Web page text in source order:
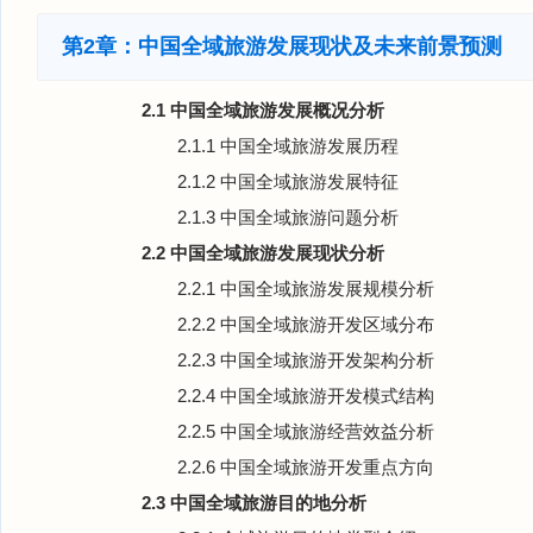
第2章：中国全域旅游发展现状及未来前景预测
2.1 中国全域旅游发展概况分析
2.1.1 中国全域旅游发展历程
2.1.2 中国全域旅游发展特征
2.1.3 中国全域旅游问题分析
2.2 中国全域旅游发展现状分析
2.2.1 中国全域旅游发展规模分析
2.2.2 中国全域旅游开发区域分布
2.2.3 中国全域旅游开发架构分析
2.2.4 中国全域旅游开发模式结构
2.2.5 中国全域旅游经营效益分析
2.2.6 中国全域旅游开发重点方向
2.3 中国全域旅游目的地分析